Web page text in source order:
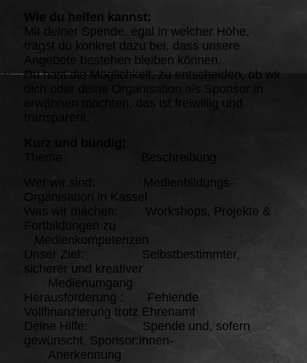
Wie du helfen kannst:
Mit deiner Spende, egal in welcher Höhe,
trägst du konkret dazu bei, dass unsere
Angebote bestehen bleiben können.
Du hast die Möglichkeit, zu entscheiden, ob wir
dich oder deine Organisation als Sponsor:in
erwähnen möchten, das ist freiwillig und
Thema Beschreibung
Wer wir sind: Medienbildungs-
Organisation in Kassel
Was wir machen: Workshops, Projekte &
Fortbildungen zu
Medienkompetenzen
Unser Ziel: Selbstbestimmter,
sicherer und kreativer
Medienumgang
Herausforderung : Fehlende
Vollfinanzierung trotz Ehrenamt
Deine Hilfe: Spende und, sofern
gewünscht, Sponsor:innen-
Anerkennung